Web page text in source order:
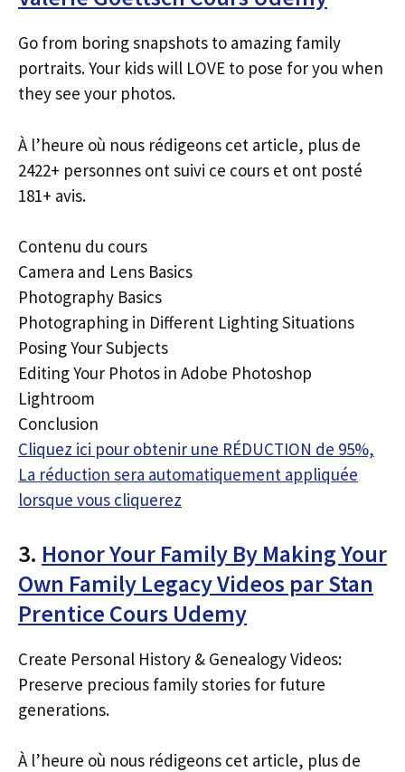
Go from boring snapshots to amazing family
portraits. Your kids will LOVE to pose for you when
they see your photos.
À l’heure où nous rédigeons cet article, plus de
2422+ personnes ont suivi ce cours et ont posté
181+ avis.
Contenu du cours
Camera and Lens Basics
Photography Basics
Photographing in Different Lighting Situations
Posing Your Subjects
Editing Your Photos in Adobe Photoshop
Lightroom
Conclusion
Cliquez ici pour obtenir une RÉDUCTION de 95%,
La réduction sera automatiquement appliquée
lorsque vous cliquerez
3. Honor Your Family By Making Your
Own Family Legacy Videos par Stan
Prentice Cours Udemy
Create Personal History & Genealogy Videos:
Preserve precious family stories for future
generations.
À l’heure où nous rédigeons cet article, plus de